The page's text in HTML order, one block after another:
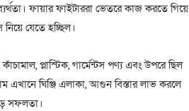
ফায়ার ফাইটাররা ভেতরে কাজ করতে গিয়ে
যেতে হচ্ছিল।
প্লাস্টিক, গার্মেন্টস পণ্য এবং উপরে ছিল
এখানে ঘিঞ্জি এলাকা, আগুন বিস্তার লাভ করলে
সফলতা।